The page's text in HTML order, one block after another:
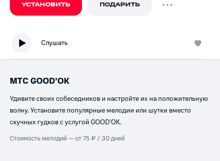
УСТАНОВИТЬ ПОДАРИТЬ
Слушать
МТС GOOD’OK
Удивите своих собеседников и настройте их на положительную
волну. Установите популярные мелодии или шутки вместо
скучных гудков с услугой GOOD’OK.
Стоимость мелодий — от 75 ₽ / 30 дней